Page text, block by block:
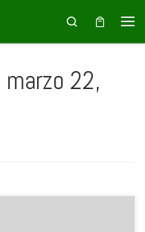
Search
marzo 22,